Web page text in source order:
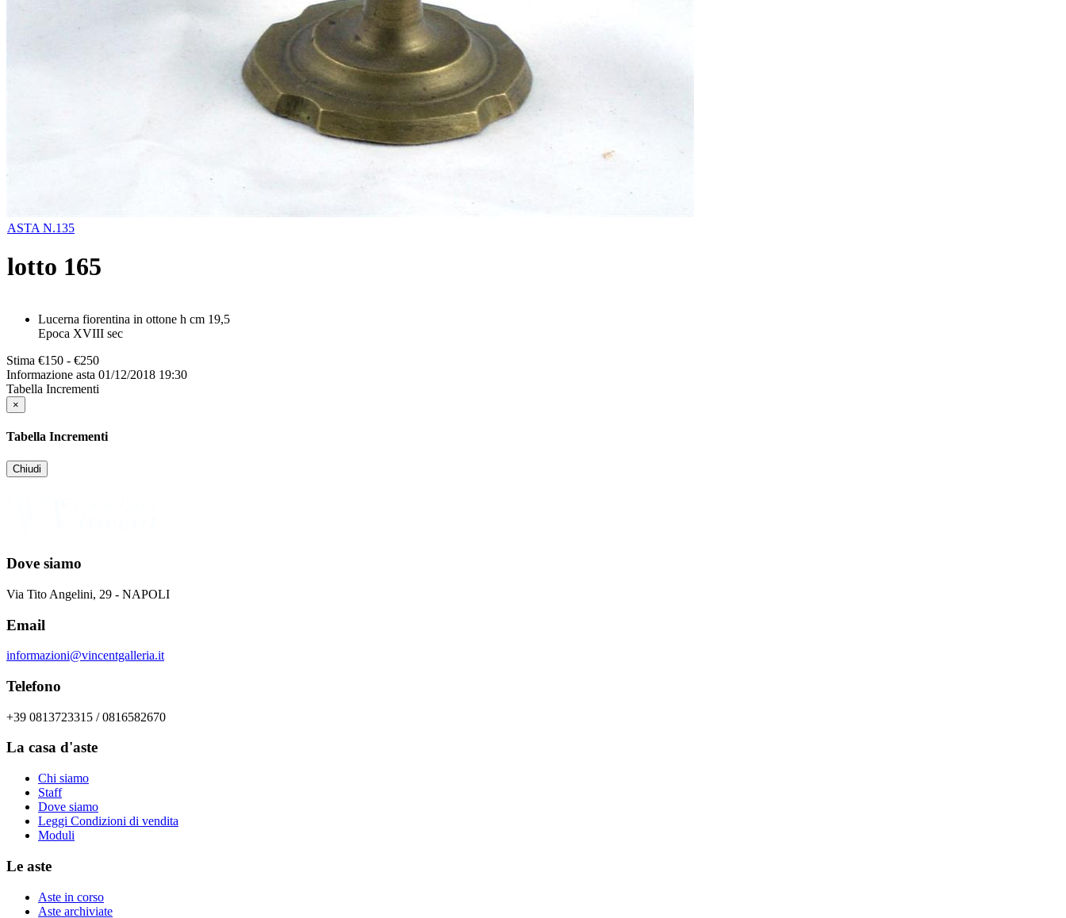
ASTA N.135
lotto 165
Lucerna fiorentina in ottone h cm 19,5
Epoca XVIII sec
Stima €150 - €250
Informazione asta 01/12/2018 19:30
Tabella Incrementi
×
Tabella Incrementi
Chiudi
Dove siamo
Via Tito Angelini, 29 - NAPOLI
Email
informazioni@vincentgalleria.it
Telefono
+39 0813723315 / 0816582670
La casa d'aste
Chi siamo
Staff
Dove siamo
Leggi Condizioni di vendita
Moduli
Le aste
Aste in corso
Aste archiviate